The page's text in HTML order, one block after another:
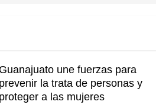
Guanajuato une fuerzas para
prevenir la trata de personas y
proteger a las mujeres